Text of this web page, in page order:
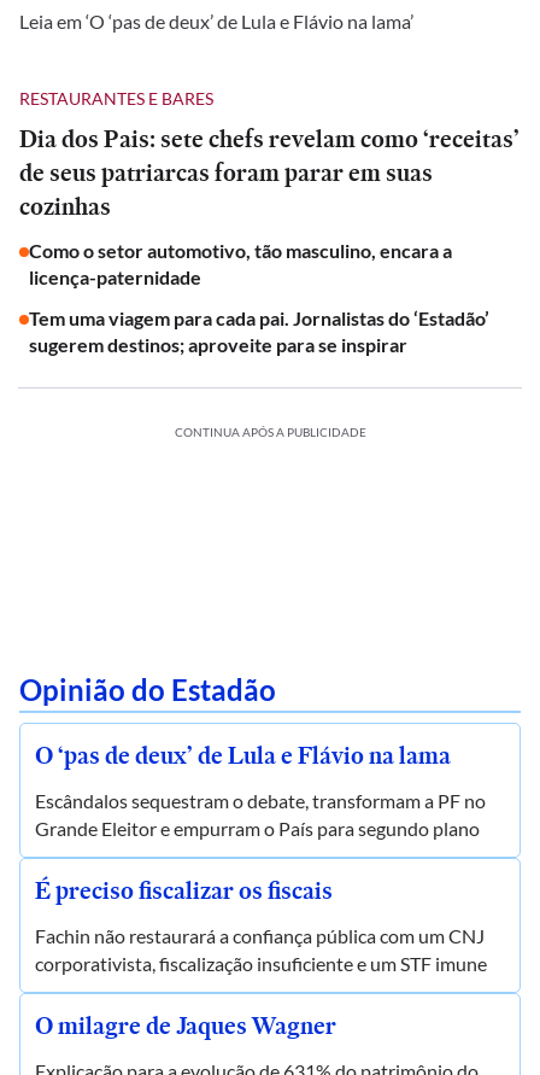
Leia em ‘O ‘pas de deux’ de Lula e Flávio na lama’
RESTAURANTES E BARES
Dia dos Pais: sete chefs revelam como ‘receitas’
de seus patriarcas foram parar em suas
cozinhas
Como o setor automotivo, tão masculino, encara a
licença-paternidade
Tem uma viagem para cada pai. Jornalistas do ‘Estadão’
sugerem destinos; aproveite para se inspirar
CONTINUA APÓS A PUBLICIDADE
Opinião do Estadão
O ‘pas de deux’ de Lula e Flávio na lama
Escândalos sequestram o debate, transformam a PF no
Grande Eleitor e empurram o País para segundo plano
É preciso fiscalizar os fiscais
Fachin não restaurará a confiança pública com um CNJ
corporativista, fiscalização insuficiente e um STF imune
O milagre de Jaques Wagner